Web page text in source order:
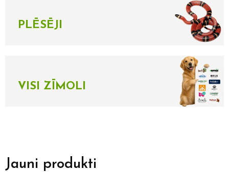
PLĒSĒJI
VISI ZĪMOLI
Jauni produkti